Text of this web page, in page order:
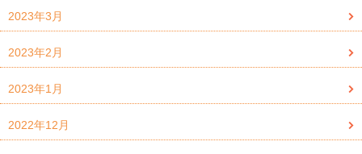
2023年3月
2023年2月
2023年1月
2022年12月